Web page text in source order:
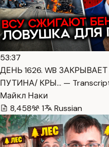
53:37
ДЕНЬ 1626. WB
ПУТИНА/ КРЫ… —
Майкл Наки
8,458
1 Russian